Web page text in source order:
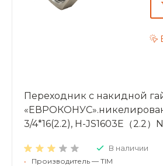
Переходник с накидной
3/4*16(2.2), H-JS1603E（2.2）N
В наличии
• Производитель — TIM